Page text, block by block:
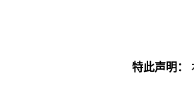
特此声明：